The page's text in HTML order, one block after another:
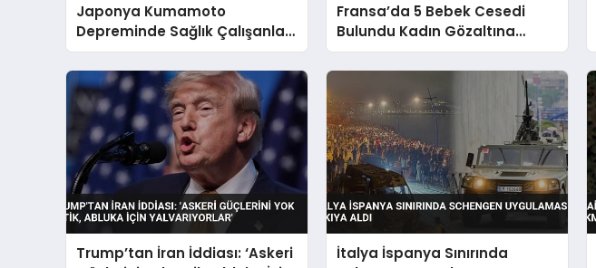
Japonya Kumamoto
Depreminde Sağlık Çalışanları
Hastayı Koruma Görüntüleri
Fransa’da 5 Bebek Cesedi
Bulundu Kadın Gözaltına
Alındı
Trump’tan İran İddiası: ‘Askeri
İtalya İspanya Sınırında